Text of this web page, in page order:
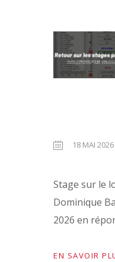
18 MAI 2026
Stage sur le
Dominique
2026 en
EN SAVOIR